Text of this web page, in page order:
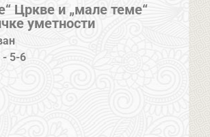
Цркве и „мале теме“
уметности
II - 5-6